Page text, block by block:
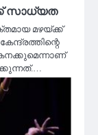
സാധ്യത
മഴയ്ക്ക്
കനക്കുമെന്നാണ്